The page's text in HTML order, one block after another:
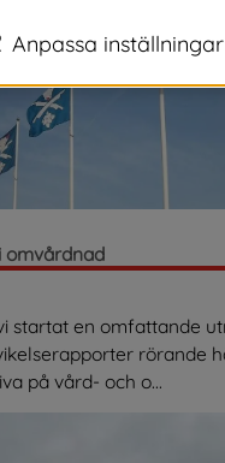
omvårdnad
startat en omfattande
rörande
på vård- och o...
Anpassa inställningar